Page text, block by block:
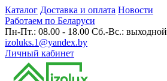
Каталог Доставка и оплата Новости
Работаем по Беларуси
Пн-Пт.: 08.00 - 18.00 Сб.-Вс.: выходной
izoluks.1@yandex.by
Личный кабинет